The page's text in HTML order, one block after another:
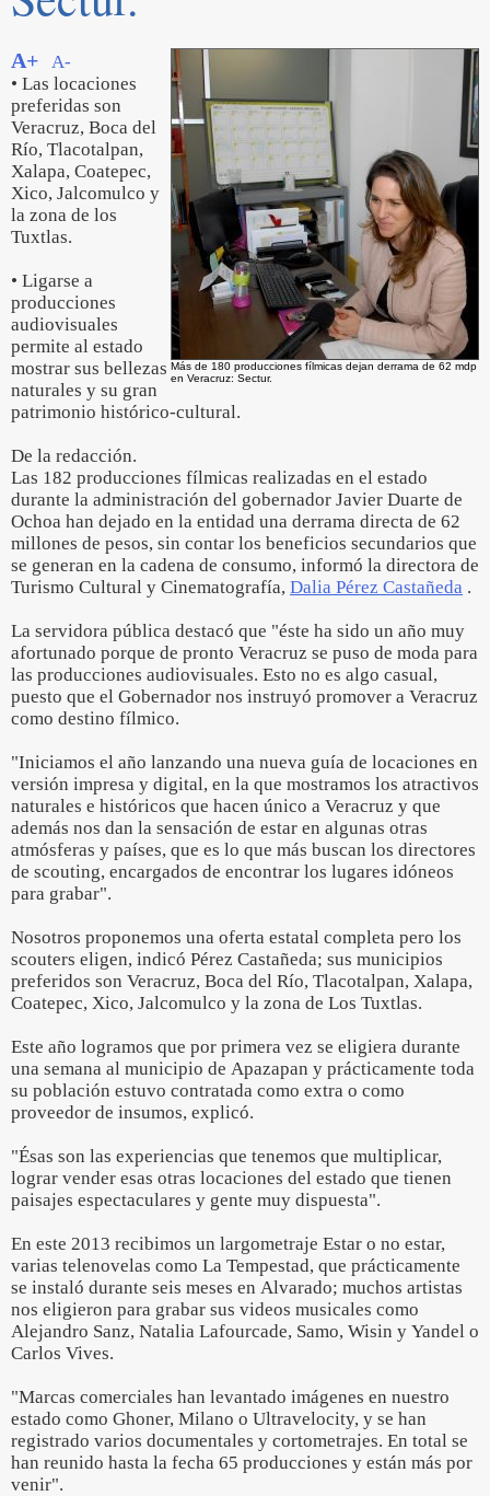
Más de 180 producciones fílmicas dejan derrama de 62 mdp
en Veracruz: Sectur.
A+
A-
• Las locaciones
preferidas son
Veracruz, Boca del
Río, Tlacotalpan,
Xalapa, Coatepec,
Xico, Jalcomulco y
la zona de los
Tuxtlas.
• Ligarse a
producciones
audiovisuales
permite al estado
mostrar sus bellezas
naturales y su gran
patrimonio histórico-cultural.
De la redacción.
Las 182 producciones fílmicas realizadas en el estado
durante la administración del gobernador Javier Duarte de
Ochoa han dejado en la entidad una derrama directa de 62
millones de pesos, sin contar los beneficios secundarios que
se generan en la cadena de consumo, informó la directora de
Turismo Cultural y Cinematografía, Dalia Pérez Castañeda .
La servidora pública destacó que "éste ha sido un año muy
afortunado porque de pronto Veracruz se puso de moda para
las producciones audiovisuales. Esto no es algo casual,
puesto que el Gobernador nos instruyó promover a Veracruz
como destino fílmico.
"Iniciamos el año lanzando una nueva guía de locaciones en
versión impresa y digital, en la que mostramos los atractivos
naturales e históricos que hacen único a Veracruz y que
además nos dan la sensación de estar en algunas otras
atmósferas y países, que es lo que más buscan los directores
de scouting, encargados de encontrar los lugares idóneos
para grabar".
Nosotros proponemos una oferta estatal completa pero los
scouters eligen, indicó Pérez Castañeda; sus municipios
preferidos son Veracruz, Boca del Río, Tlacotalpan, Xalapa,
Coatepec, Xico, Jalcomulco y la zona de Los Tuxtlas.
Este año logramos que por primera vez se eligiera durante
una semana al municipio de Apazapan y prácticamente toda
su población estuvo contratada como extra o como
proveedor de insumos, explicó.
"Ésas son las experiencias que tenemos que multiplicar,
lograr vender esas otras locaciones del estado que tienen
paisajes espectaculares y gente muy dispuesta".
En este 2013 recibimos un largometraje Estar o no estar,
varias telenovelas como La Tempestad, que prácticamente
se instaló durante seis meses en Alvarado; muchos artistas
nos eligieron para grabar sus videos musicales como
Alejandro Sanz, Natalia Lafourcade, Samo, Wisin y Yandel o
Carlos Vives.
"Marcas comerciales han levantado imágenes en nuestro
estado como Ghoner, Milano o Ultravelocity, y se han
registrado varios documentales y cortometrajes. En total se
han reunido hasta la fecha 65 producciones y están más por
venir".